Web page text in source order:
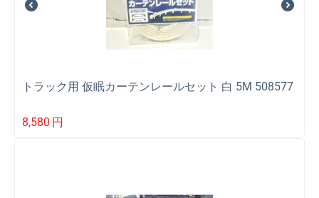
トラック用 仮眠カーテンレールセット 白 5M 508577
8,580 円